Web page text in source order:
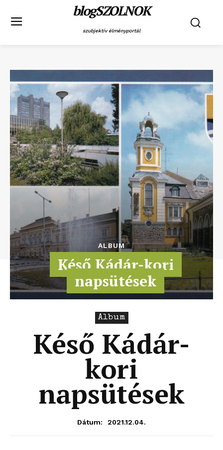
blogSZOLNOK
szubjektív élményportál
ALBUM
Késő Kádár-kori
napsütések
Album
Késő Kádár-
kori
napsütések
Dátum: 2021.12.04.